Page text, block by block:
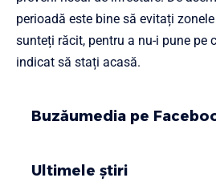
perioadă este bine să evitați
sunteți răcit, pentru a nu-i pune pe
indicat să stați acasă.
Buzăumedia pe
Ultimele știri